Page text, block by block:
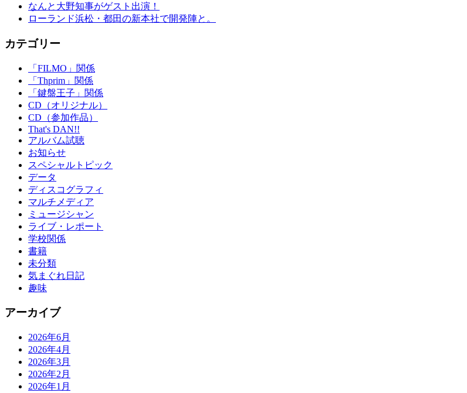
なんと大野知事がゲスト出演！
ローランド浜松・都田の新本社で開発陣と。
カテゴリー
「FILMO」関係
「Thprim」関係
「鍵盤王子」関係
CD（オリジナル）
CD（参加作品）
That's DAN!!
アルバム試聴
お知らせ
スペシャルトピック
データ
ディスコグラフィ
マルチメディア
ミュージシャン
ライブ・レポート
学校関係
書籍
未分類
気まぐれ日記
趣味
アーカイブ
2026年6月
2026年4月
2026年3月
2026年2月
2026年1月